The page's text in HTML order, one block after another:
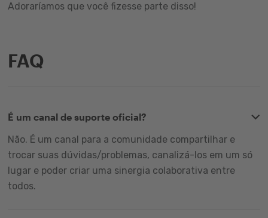
Adoraríamos que você fizesse parte disso!
FAQ
É um canal de suporte oficial?
Não. É um canal para a comunidade compartilhar e
trocar suas dúvidas/problemas, canalizá-los em um só
lugar e poder criar uma sinergia colaborativa entre
todos.